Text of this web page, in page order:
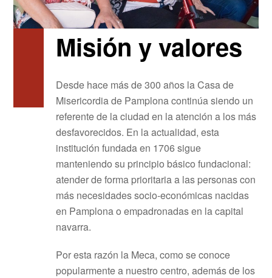
Misión y valores
Desde hace más de 300 años la Casa de
Misericordia de Pamplona continúa siendo un
referente de la ciudad en la atención a los más
desfavorecidos. En la actualidad, esta
institución fundada en 1706 sigue
manteniendo su principio básico fundacional:
atender de forma prioritaria a las personas con
más necesidades socio-económicas nacidas
en Pamplona o empadronadas en la capital
navarra.
Por esta razón la Meca, como se conoce
popularmente a nuestro centro, además de los